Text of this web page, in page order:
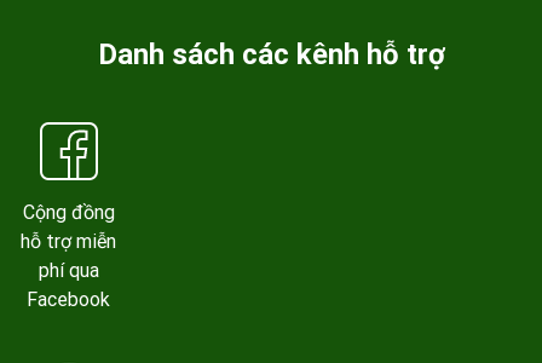
Danh sách các kênh hỗ trợ
Cộng đồng
hỗ trợ miễn
phí qua
Facebook